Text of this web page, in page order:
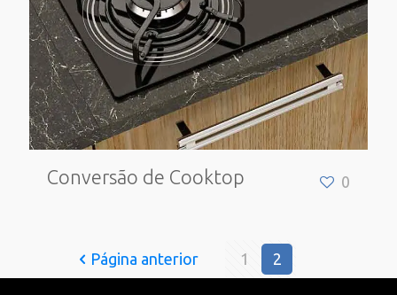
Conversão de Cooktop 0
Página anterior 1 2